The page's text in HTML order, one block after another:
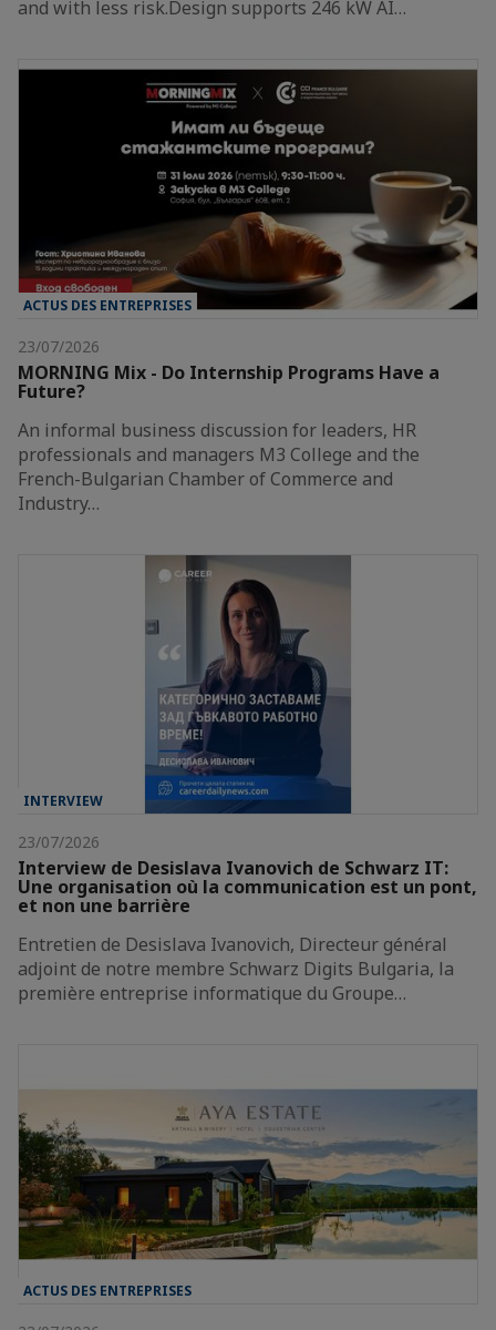
and with less risk.Design supports 246 kW AI…
ACTUS DES ENTREPRISES
23/07/2026
MORNING Mix - Do Internship Programs Have a
Future?
An informal business discussion for leaders, HR
professionals and managers M3 College and the
French-Bulgarian Chamber of Commerce and
Industry…
INTERVIEW
23/07/2026
Interview de Desislava Ivanovich de Schwarz IT:
Une organisation où la communication est un pont,
et non une barrière
Entretien de Desislava Ivanovich, Directeur général
adjoint de notre membre Schwarz Digits Bulgaria, la
première entreprise informatique du Groupe…
ACTUS DES ENTREPRISES